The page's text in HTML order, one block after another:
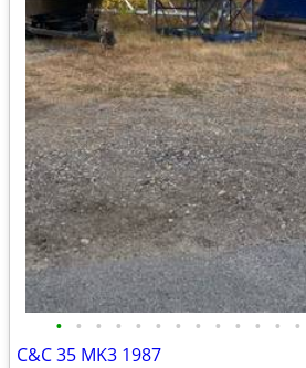
• • • • • • • • • • • • •
C&C 35 MK3 1987